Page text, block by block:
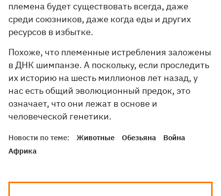
племена будет существовать всегда, даже
среди союзников, даже когда еды и других
ресурсов в избытке.
Похоже, что племенные истребления заложены
в ДНК шимпанзе. А поскольку, если проследить
их историю на шесть миллионов лет назад, у
нас есть общий эволюционный предок, это
означает, что они лежат в основе и
человеческой генетики.
Новости по теме: Животные Обезьяна
Война
Африка